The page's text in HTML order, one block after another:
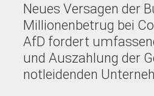
Neues Versagen der
Millionenbetrug bei
AfD fordert
und Auszahlung der
notleidenden